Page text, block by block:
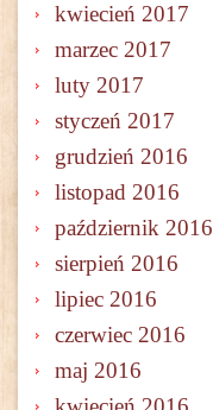
kwiecień 2017
marzec 2017
luty 2017
styczeń 2017
grudzień 2016
listopad 2016
październik 2016
sierpień 2016
lipiec 2016
czerwiec 2016
maj 2016